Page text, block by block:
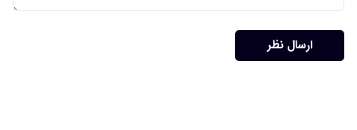
ارسال نظر